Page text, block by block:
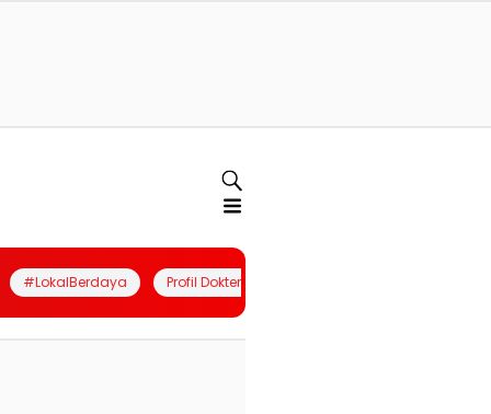
#LokalBerdaya Profil Dokter